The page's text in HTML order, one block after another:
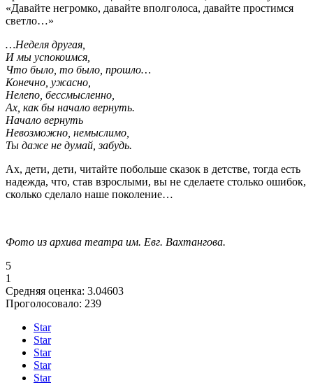
«Давайте негромко, давайте вполголоса, давайте простимся
светло…»
…Неделя другая,
И мы успокоимся,
Что было, то было, прошло…
Конечно, ужасно,
Нелепо, бессмысленно,
Ах, как бы начало вернуть.
Начало вернуть
Невозможно, немыслимо,
Ты даже не думай, забудь.
Ах, дети, дети, читайте побольше сказок в детстве, тогда есть
надежда, что, став взрослыми, вы не сделаете столько ошибок,
сколько сделало наше поколение…
Фото из архива театра им. Евг. Вахтангова.
5
1
Средняя оценка: 3.04603
Проголосовало: 239
Star
Star
Star
Star
Star